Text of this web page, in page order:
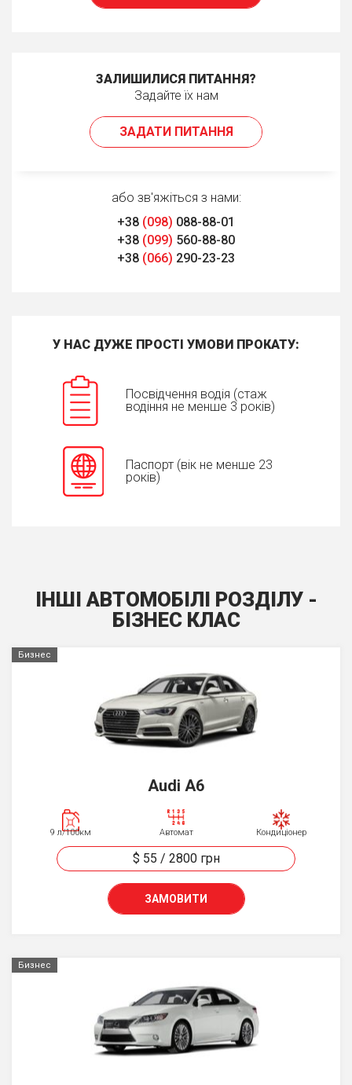
ЗАЛИШИЛИСЯ ПИТАННЯ?
Задайте їх нам
ЗАДАТИ ПИТАННЯ
або зв'яжіться з нами:
+38 (098) 088-88-01
+38 (099) 560-88-80
+38 (066) 290-23-23
У НАС ДУЖЕ ПРОСТІ УМОВИ ПРОКАТУ:
Посвідчення водія (стаж
водіння не менше 3 років)
Паспорт (вік не менше 23
років)
ІНШІ АВТОМОБІЛІ РОЗДІЛУ -
БIЗНЕС КЛАС
Бизнес
Audi A6
9 л/100км Автомат Кондиціонер
$ 55 / 2800 грн
ЗАМОВИТИ
Бизнес